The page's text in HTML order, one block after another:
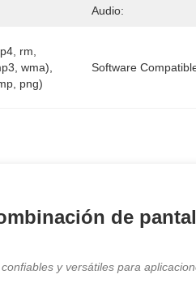
Audio:
rm,
wma),
png)
Software
de
y versátiles para